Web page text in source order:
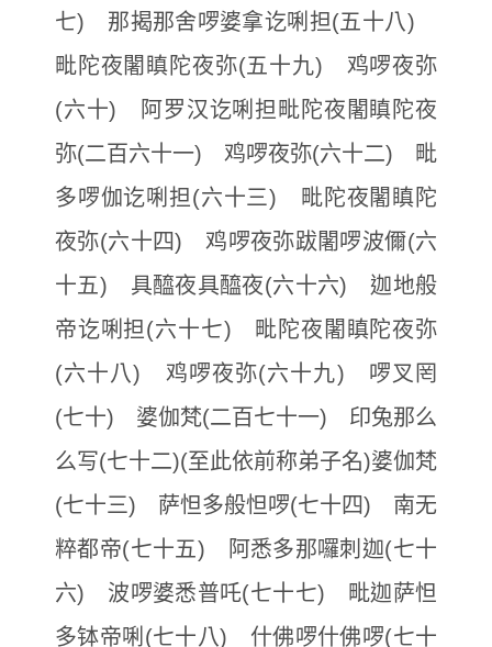
七) 那揭那舍啰婆拿讫唎担(五十八)
毗陀夜闍瞋陀夜弥(五十九) 鸡啰夜弥
(六十) 阿罗汉讫唎担毗陀夜闍瞋陀夜
弥(二百六十一) 鸡啰夜弥(六十二) 毗
多啰伽讫唎担(六十三) 毗陀夜闍瞋陀
夜弥(六十四) 鸡啰夜弥跋闍啰波儞(六
十五) 具醯夜具醯夜(六十六) 迦地般
帝讫唎担(六十七) 毗陀夜闍瞋陀夜弥
(六十八) 鸡啰夜弥(六十九) 啰叉罔
(七十) 婆伽梵(二百七十一) 印兔那么
么写(七十二)(至此依前称弟子名)婆伽梵
(七十三) 萨怛多般怛啰(七十四) 南无
粹都帝(七十五) 阿悉多那囉刺迦(七十
六) 波啰婆悉普吒(七十七) 毗迦萨怛
多钵帝唎(七十八) 什佛啰什佛啰(七十